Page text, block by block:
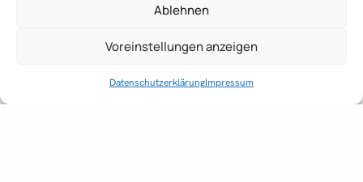
Ablehnen
Voreinstellungen anzeigen
DatenschutzerklärungImpressum